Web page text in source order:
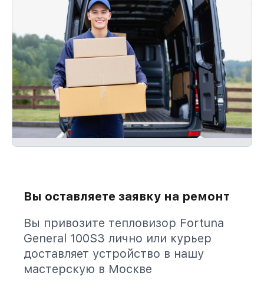
Вы оставляете заявку на ремонт
Вы привозите тепловизор Fortuna
General 100S3 лично или курьер
доставляет устройство в нашу
мастерскую в Москве